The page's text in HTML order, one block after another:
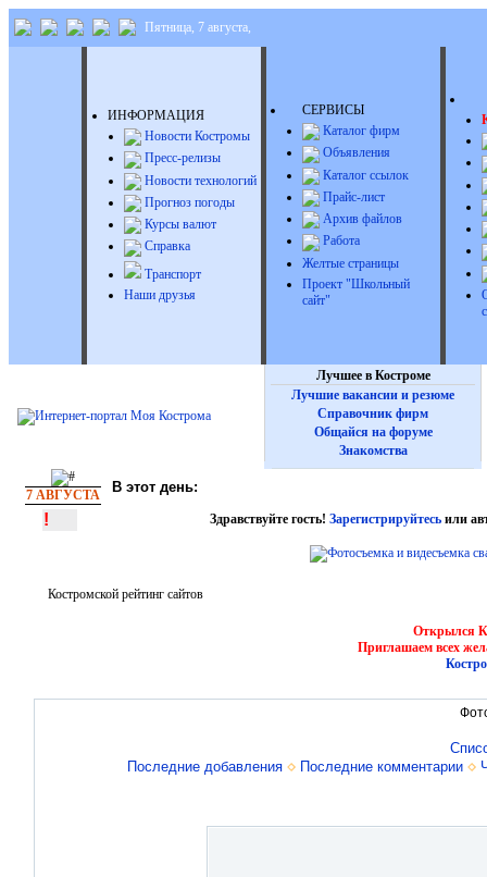
Пятница, 7 августа,
ИНФОРМАЦИЯ
Новости Костромы
Пресс-релизы
Новости технологий
Прогноз погоды
Курсы валют
Справка
Транспорт
Наши друзья
СЕРВИСЫ
Каталог фирм
Объявления
Каталог ссылок
Прайс-лист
Архив файлов
Работа
Желтые страницы
Проект "Школьный
сайт"
Лучшее в Костроме
Лучшие вакансии и резюме
Справочник фирм
Общайся на форуме
Знакомства
7 АВГУСТА В этот день:
! Здравствуйте гость! Зарегистрируйтесьили
Костромской рейтинг сайтов
Открылся
Приглашаем всех
Последние добавления
Последние комментарии